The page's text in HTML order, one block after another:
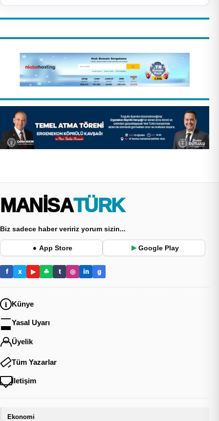
MANİSA TÜRK
Biz sadece haber veririz yorum sizin...
● App Store ▶ Google Play
f x ▶ ☘ t ◎ in g
Künye
Yasal Uyarı
Üyelik
Tüm Yazarlar
İletişim
Ekonomi